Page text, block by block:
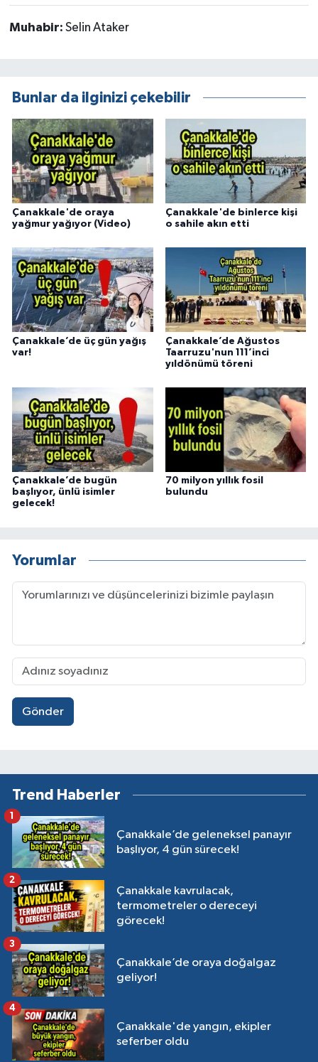
Muhabir: Selin Ataker
Bunlar da ilginizi çekebilir
Çanakkale'de oraya
yağmur yağıyor (Video)
Çanakkale'de binlerce kişi
o sahile akın etti
Çanakkale’de üç gün yağış
var!
Çanakkale’de Ağustos
Taarruzu'nun 111’inci
yıldönümü töreni
Çanakkale’de bugün
başlıyor, ünlü isimler
gelecek!
70 milyon yıllık fosil
bulundu
Yorumlar
Gönder
Trend Haberler
Çanakkale’de geleneksel panayır
başlıyor, 4 gün sürecek!
1
Çanakkale kavrulacak,
termometreler o dereceyi
görecek!
2
Çanakkale’de oraya doğalgaz
geliyor!
3
Çanakkale'de yangın, ekipler
seferber oldu
4